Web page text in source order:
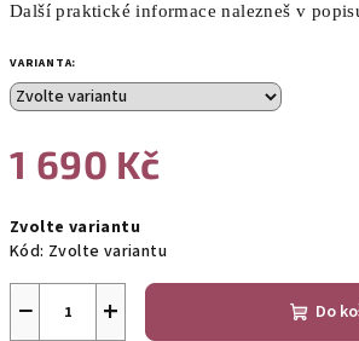
Další praktické informace nalezneš v
VARIANTA:
1 690 Kč
cena:
Zvolte variantu
Kód: Zvolte variantu
+
− Do